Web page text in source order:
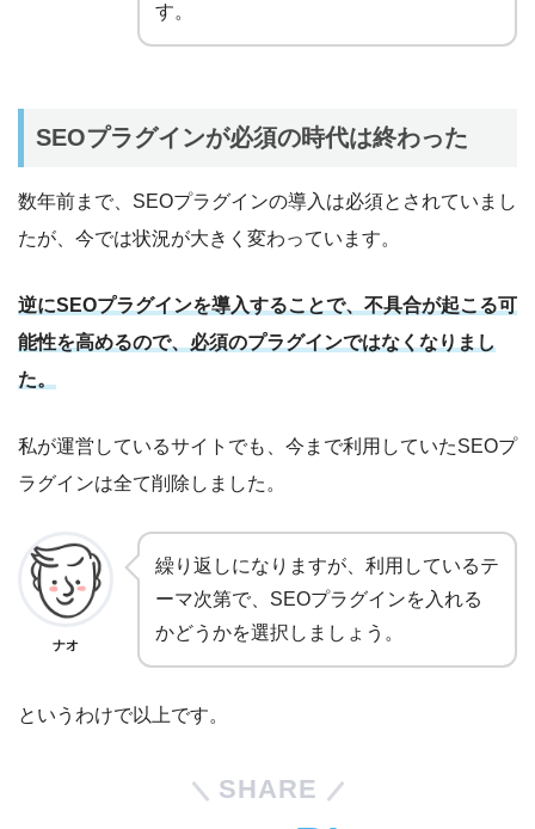
す。
SEOプラグインが必須の時代は終わった
数年前まで、SEOプラグインの導入は必須とされていまし
たが、今では状況が大きく変わっています。
逆にSEOプラグインを導入することで、不具合が起こる可
能性を高めるので、必須のプラグインではなくなりまし
た。
私が運営しているサイトでも、今まで利用していたSEOプ
ラグインは全て削除しました。
ナオ
繰り返しになりますが、利用しているテ
ーマ次第で、SEOプラグインを入れる
かどうかを選択しましょう。
というわけで以上です。
SHARE